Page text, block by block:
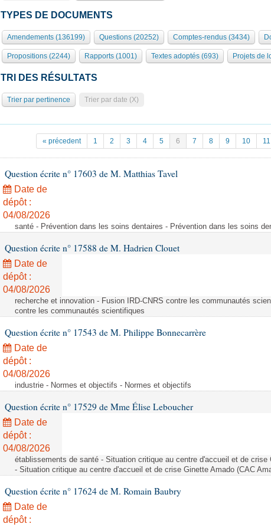
TYPES DE DOCUMENTS
Amendements (136199) Questions (20252) Comptes-rendus (3434)
Propositions (2244) Rapports (1001) Textes adoptés (693) Projets de
TRI DES RÉSULTATS
Trier par pertinence Trier par date (X)
« précedent 1 2 3 4 5 6 7 8 9 10 11
Question écrite n° 17603 de M. Matthias Tavel
Date de
dépôt :
04/08/2026
santé - Prévention dans les soins dentaires - Prévention dans les soins
Question écrite n° 17588 de M. Hadrien Clouet
Date de
dépôt :
04/08/2026
recherche et innovation - Fusion IRD-CNRS contre les communautés
contre les communautés scientifiques
Question écrite n° 17543 de M. Philippe Bonnecarrère
Date de
dépôt :
04/08/2026
industrie - Normes et objectifs - Normes et objectifs
Question écrite n° 17529 de Mme Élise Leboucher
Date de
dépôt :
04/08/2026
établissements de santé - Situation critique au centre d'accueil et de crise
- Situation critique au centre d'accueil et de crise Ginette Amado (CAC
Question écrite n° 17624 de M. Romain Baubry
Date de
dépôt :